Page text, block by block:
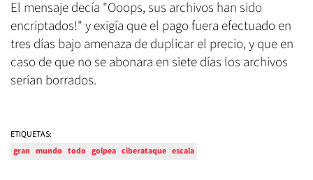
El mensaje decía "Ooops, sus archivos han sido
encriptados!" y exigía que el pago fuera efectuado en
tres días bajo amenaza de duplicar el precio, y que en
caso de que no se abonara en siete días los archivos
serían borrados.
ETIQUETAS:
gran mundo todo golpea ciberataque escala